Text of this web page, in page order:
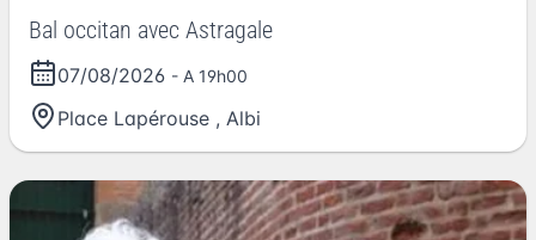
Bal occitan avec Astragale
07/08/2026 - A 19h00
Place Lapérouse , Albi